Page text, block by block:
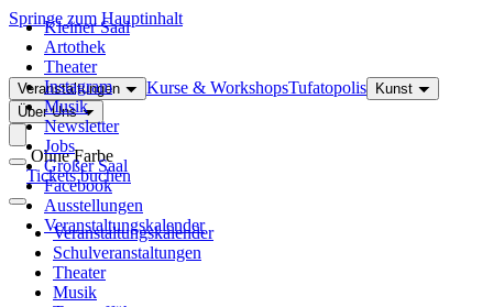
Springe zum Hauptinhalt
Veranstaltungen Kurse & WorkshopsTufatopolis
Kunst
Über Uns
Ohne Farbe
Tickets buchen
Veranstaltungskalender
Schulveranstaltungen
Theater
Musik
Kleiner Saal
Artothek
Theater
Instagram
Musik
Newsletter
Jobs
Großer Saal
Facebook
Ausstellungen
Veranstaltungskalender